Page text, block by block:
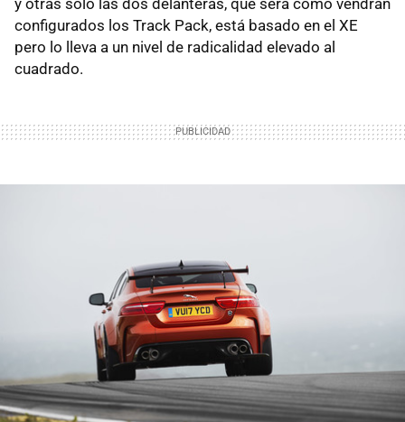
configurados los Track Pack, está basado en el XE
pero lo lleva a un nivel de radicalidad elevado al
cuadrado.